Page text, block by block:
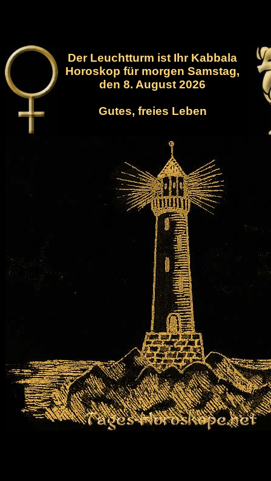
Der Leuchtturm ist Ihr Kabbala
Horoskop für morgen Samstag,
den 8. August 2026
Gutes, freies Leben